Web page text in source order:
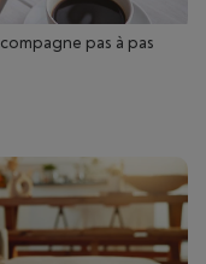
pas à pas